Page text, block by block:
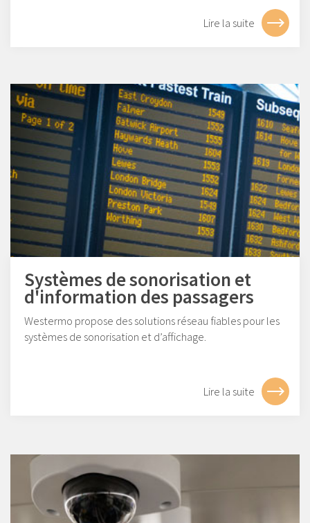
Lire la suite
Systèmes de sonorisation et
d'information des passagers
Westermo propose des solutions réseau fiables pour les
systèmes de sonorisation et d’affichage.
Lire la suite